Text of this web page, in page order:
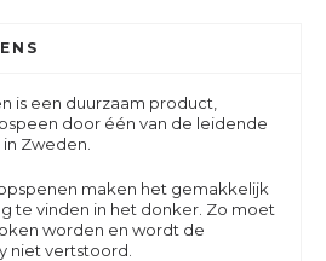
is een duurzaam product,
door één van de leidende
Zweden.
maken het gemakkelijk
te vinden in het donker. Zo moet
worden en wordt de
niet vertstoord.